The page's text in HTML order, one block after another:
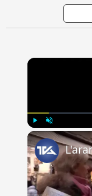
Play Unmute